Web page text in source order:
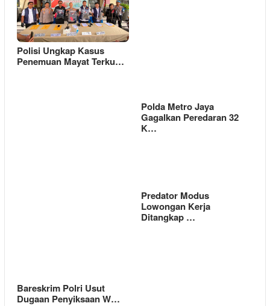
Polisi Ungkap Kasus
Penemuan Mayat Terku…
Polda Metro Jaya
Gagalkan Peredaran 32
K…
Bareskrim Polri Usut
Dugaan Penyiksaan W…
Predator Modus
Lowongan Kerja
Ditangkap …